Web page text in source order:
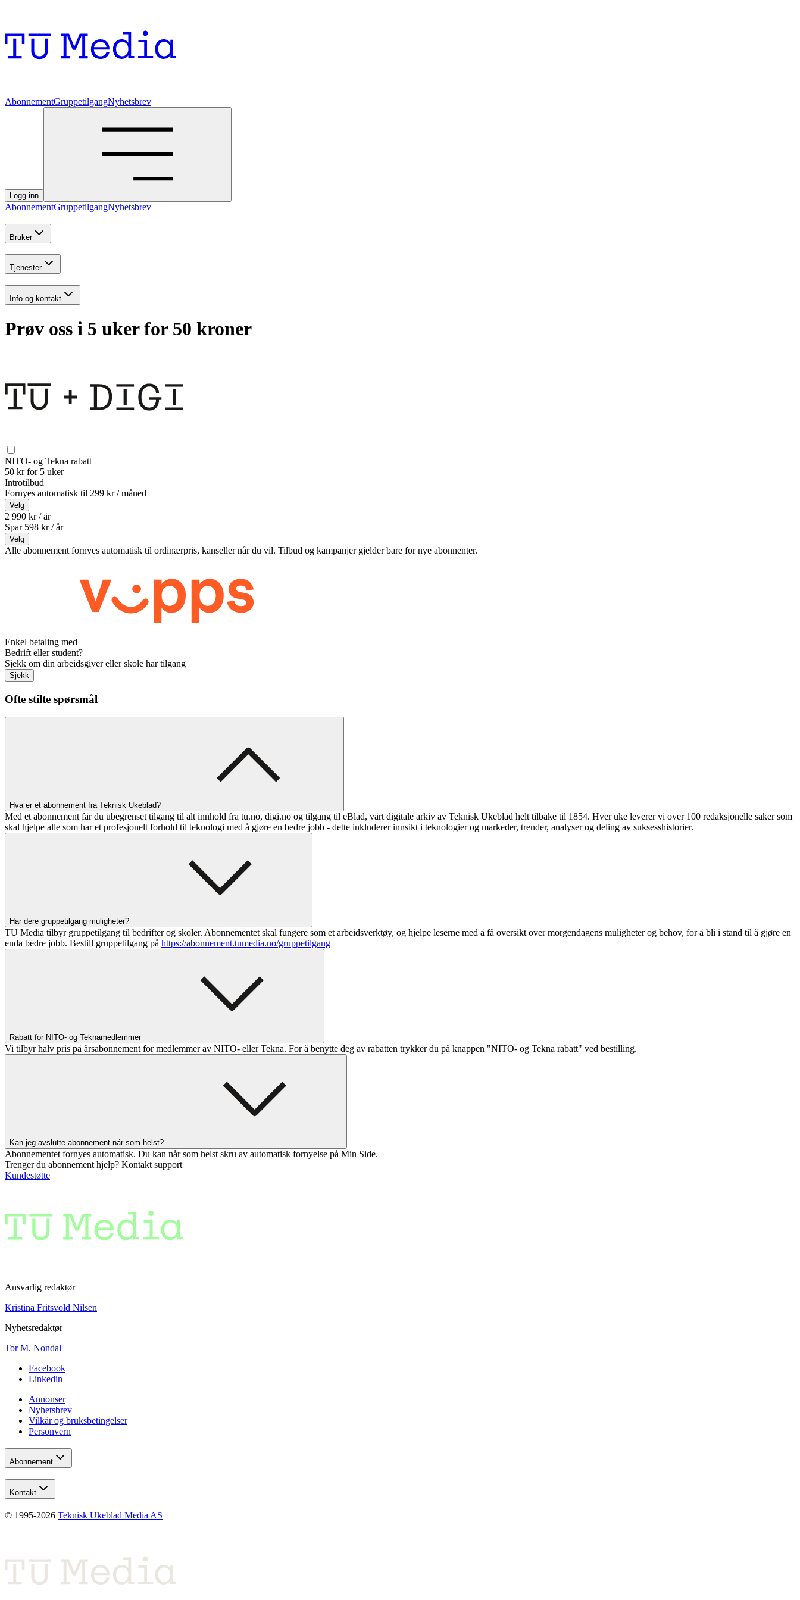
AbonnementGruppetilgangNyhetsbrev
Logg inn
AbonnementGruppetilgangNyhetsbrev
Bruker
Tjenester
Info og kontakt
Prøv oss i 5 uker for 50 kroner
NITO- og Tekna rabatt
50 kr for 5 uker
Introtilbud
Fornyes automatisk til 299 kr / måned
Velg
2 990 kr / år
Spar 598 kr /år
Velg
Alle abonnement fornyes automatisk til ordinærpris, kanseller når du vil. Tilbud og kampanjer gjelder bare for nye abonnenter.
Enkel betaling med
Bedrift eller student?
Sjekk om din arbeidsgiver eller skole har tilgang
Sjekk
Ofte stilte spørsmål
Hva er et abonnement fra Teknisk Ukeblad?
Med et abonnement får du ubegrenset tilgang til alt innhold fra tu.no, digi.no og tilgang til eBlad, vårt digitale arkiv av Teknisk Ukeblad helt tilbake til 1854. Hver uke leverer vi over 100 redaksjonelle saker som
skal hjelpe alle som har et profesjonelt forhold til teknologi med å gjøre en bedre jobb - dette inkluderer innsikt i teknologier og markeder, trender, analyser og deling av suksesshistorier.
Har dere gruppetilgang muligheter?
TU Media tilbyr gruppetilgang til bedrifter og skoler. Abonnementet skal fungere som et arbeidsverktøy, og hjelpe leserne med å få oversikt over morgendagens muligheter og behov, for å bli i stand til å gjøre en
enda bedre jobb. Bestill gruppetilgang på https://abonnement.tumedia.no/gruppetilgang
Rabatt for NITO- og Teknamedlemmer
Vi tilbyr halv pris på årsabonnement for medlemmer av NITO- eller Tekna. For å benytte deg av rabatten trykker du på knappen "NITO- og Tekna rabatt" ved bestilling.
Kan jeg avslutte abonnement når som helst?
Abonnementet fornyes automatisk. Du kan når som helst skru av automatisk fornyelse på Min Side.
Trenger du abonnement hjelp? Kontakt support
Kundestøtte
Ansvarlig redaktør
Kristina Fritsvold Nilsen
Nyhetsredaktør
Tor M. Nondal
Facebook
Linkedin
Annonser
Nyhetsbrev
Vilkår og bruksbetingelser
Personvern
Abonnement
Kontakt
© 1995-2026 Teknisk Ukeblad Media AS